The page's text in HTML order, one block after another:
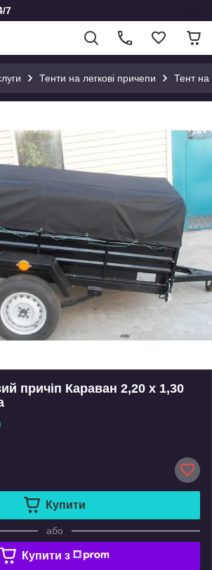
7
Тенти на легкові причепи Тент
причіп Караван 2,20 х 1,30
Купити
або
Купити з